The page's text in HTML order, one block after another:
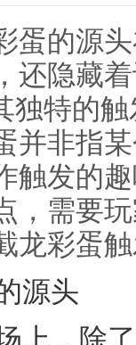
蛋的源
还隐藏
独特的
并非指
触发的
，需要
龙彩蛋
源头